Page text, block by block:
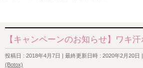
【キャンペーンのお知らせ】ワキ
投稿日 : 2018年4月7日 最終更新日時 : 2020年2月20日
(Botox)